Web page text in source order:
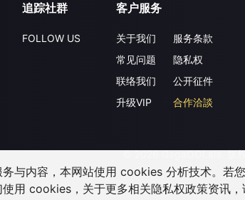
追踪社群
FOLLOW US
客户服务
关于我们
常见问题
联络我们
升级VIP
服务条款
隐私权
公开征件
合作洽談
©2026 GagaOOLala.版
与内容，本网站使用 cookies 分析技术。若
用 cookies，关于更多相关隐私权政策资讯，